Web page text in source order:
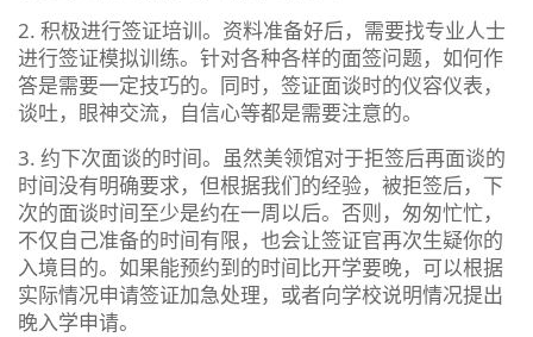
2. 积极进行签证培训。资料准备好后，需要找专业人士
进行签证模拟训练。针对各种各样的面签问题，如何作
答是需要一定技巧的。同时，签证面谈时的仪容仪表，
谈吐，眼神交流，自信心等都是需要注意的。
3. 约下次面谈的时间。虽然美领馆对于拒签后再面谈的
时间没有明确要求，但根据我们的经验，被拒签后，下
次的面谈时间至少是约在一周以后。否则，匆匆忙忙，
不仅自己准备的时间有限，也会让签证官再次生疑你的
入境目的。如果能预约到的时间比开学要晚，可以根据
实际情况申请签证加急处理，或者向学校说明情况提出
晚入学申请。